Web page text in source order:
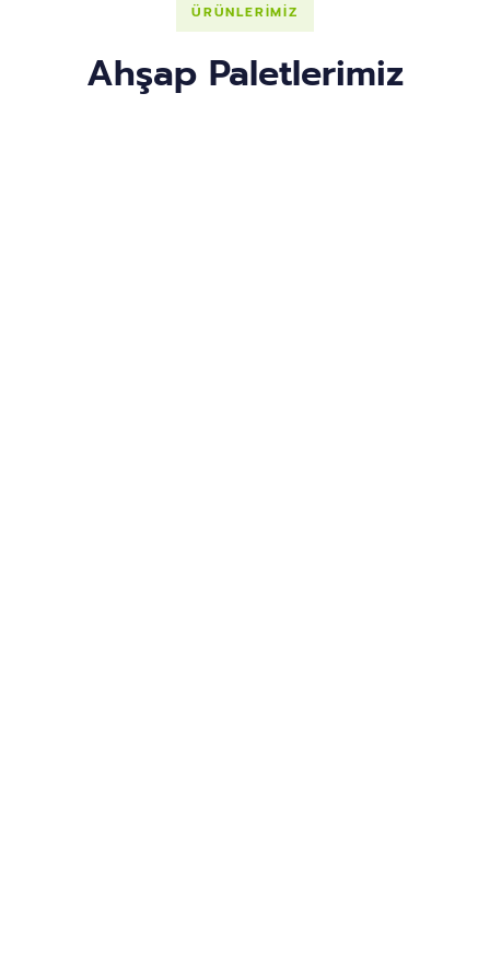
ÜRÜNLERİMİZ
Ahşap Paletlerimiz